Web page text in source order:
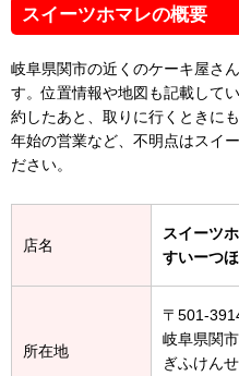
スイーツホマレの概要
岐阜県関市の近くのケーキ屋さ
す。位置情報や地図も記載して
約したあと、取りに行くときに
年始の営業など、不明点はスイ
ださい。
店名
スイーツ
すいーつ
所在地
〒501-
岐阜県関
ぎふけん